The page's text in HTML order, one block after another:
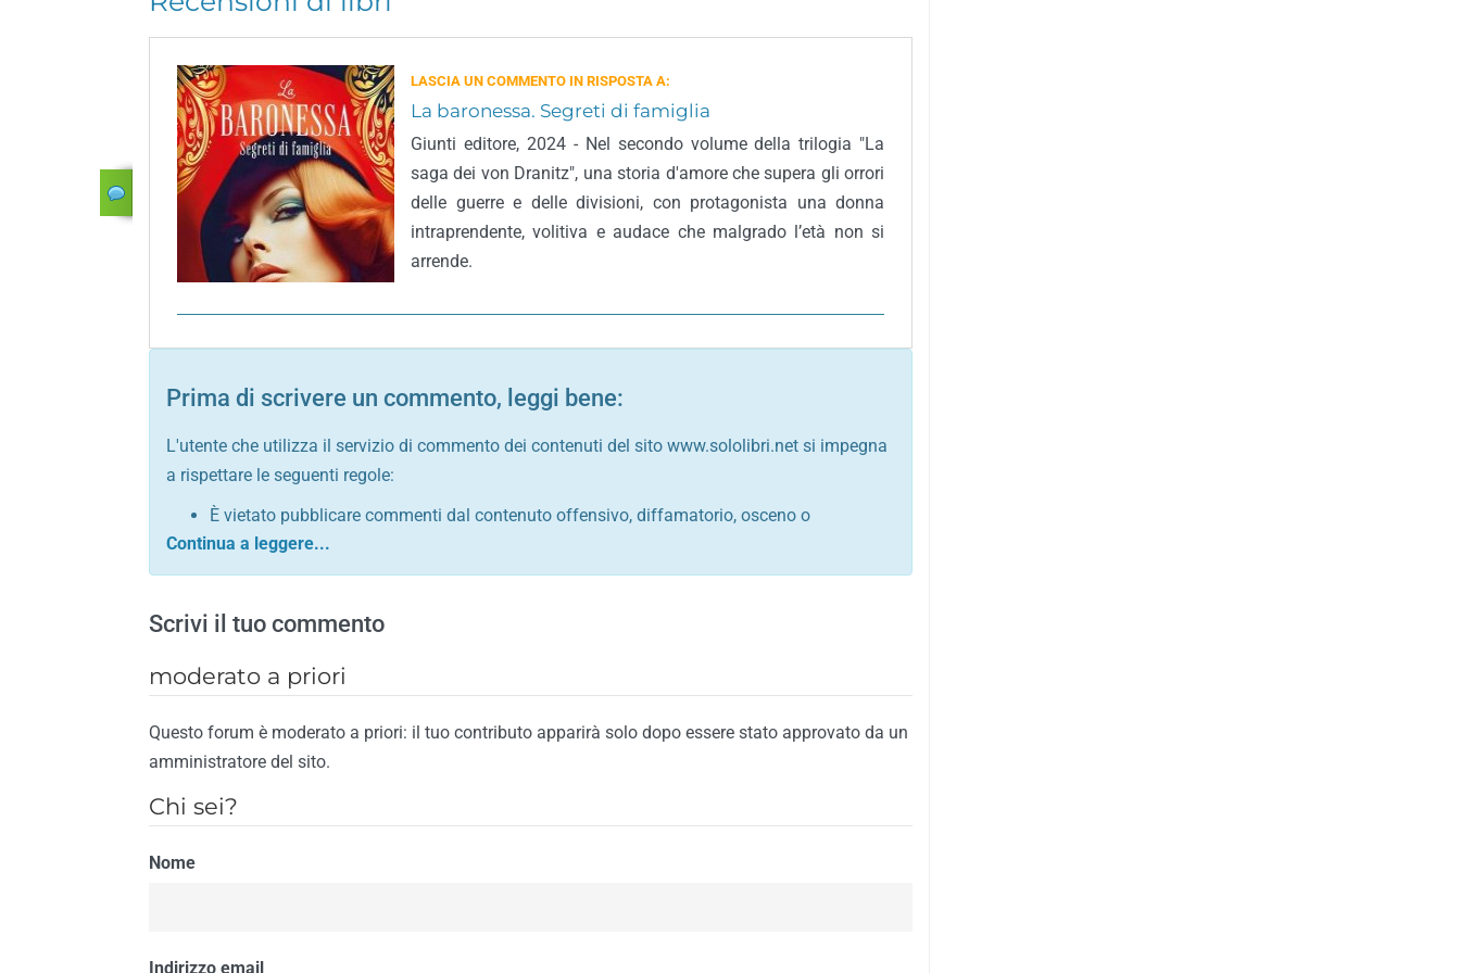
LASCIA UN COMMENTO IN RISPOSTA A:
La baronessa. Segreti di famiglia
Giunti editore, 2024 - Nel secondo volume della trilogia "La
saga dei von Dranitz", una storia d'amore che supera gli orrori
delle guerre e delle divisioni, con protagonista una donna
intraprendente, volitiva e audace che malgrado l’età non si
arrende.
Prima di scrivere un commento, leggi bene:
L'utente che utilizza il servizio di commento dei contenuti del sito www.sololibri.net si impegna
a rispettare le seguenti regole:
È vietato pubblicare commenti dal contenuto offensivo, diffamatorio, osceno o
comunque contrario alle leggi dello Stato italiano e di quelle internazionali
Sono vietati commenti in tono sacrilego, sarcastico, denigratorio e sbeffeggiatorio
È vietato pubblicare commenti contrari al rispetto dell'ordine pubblico
È vietato pubblicare commenti lesivi della privacy di qualsiasi cittadino
È vietato pubblicare commenti razzisti nei confronti di qualsiasi razza, popolo, cultura,
religione
È vietato pubblicare commenti contrari al rispetto del buon costume o contenenti
È vietato pubblicare commenti inerenti propaganda politica, di partito o di fazione, che
Il riscontro della violazione anche di una sola delle regole precedenti comporterà la non
Scrivi il tuo commento
moderato a priori
Questo forum è moderato a priori: il tuo contributo apparirà solo dopo essere stato approvato da un
amministratore del sito.
Chi sei?
Nome
Indirizzo email